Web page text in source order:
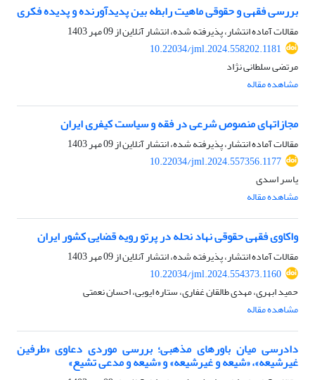
بررسی فقهی و حقوقی ماهیت رابطه بین پدیدآورنده و پدیده فکری
مقالات آماده انتشار، پذیرفته شده، انتشار آنلاین از09 مهر 1403
10.22034/jml.2024.558202.1181
مرتضی سلطانی نژاد
مشاهده مقاله
مجازاتهای منصوص شرعی در فقه و سیاست کیفری ایران
مقالات آماده انتشار، پذیرفته شده، انتشار آنلاین از09 مهر 1403
10.22034/jml.2024.557356.1177
یاسر اسدی
مشاهده مقاله
واکاوی فقهی حقوقی نهاد نحله در پرتو رویه قضایی کشور ایران
مقالات آماده انتشار، پذیرفته شده، انتشار آنلاین از09 مهر 1403
10.22034/jml.2024.554373.1160
حمید ابهری، مهدی طالقان غفاری، ستاره ایوبی، احسان نعمتی
مشاهده مقاله
دادرسی میان باورهای مذهبی؛ بررسی موردی دعاوی «طرفین
غیرشیعه»، «شیعه و غیرشیعه» و «شیعه و مدعی تشیع»